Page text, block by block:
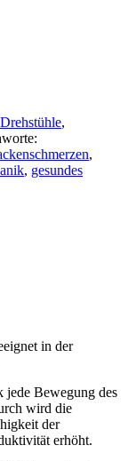
Drehstühle,
,
, gesundes
in der
Bewegung des
wird die
der
erhöht.